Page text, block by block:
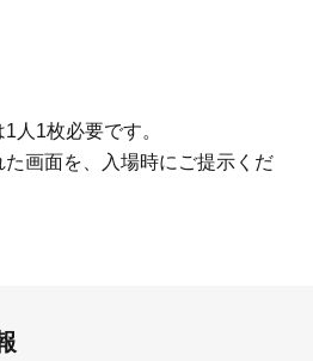
人1枚必要です。
画面を、入場時にご提示くだ